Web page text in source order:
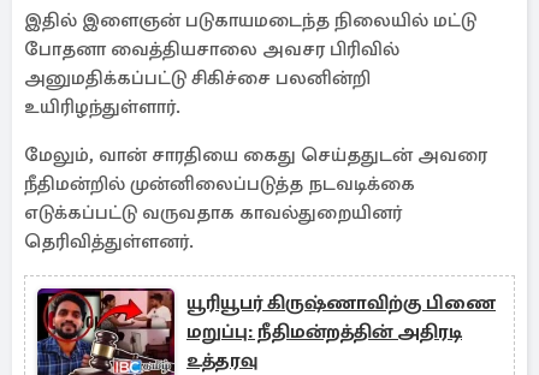
இதில் இளைஞன் படுகாயமடைந்த நிலையில் மட்டு
போதனா வைத்தியசாலை அவசர பிரிவில்
அனுமதிக்கப்பட்டு சிகிச்சை பலனின்றி
உயிரிழந்துள்ளார்.
மேலும், வான் சாரதியை கைது செய்ததுடன் அவரை
நீதிமன்றில் முன்னிலைப்படுத்த நடவடிக்கை
எடுக்கப்பட்டு வருவதாக காவல்துறையினர்
தெரிவித்துள்ளனர்.
யூரியூபர் கிருஷ்ணாவிற்கு பிணை
மறுப்பு: நீதிமன்றத்தின் அதிரடி
உத்தரவு